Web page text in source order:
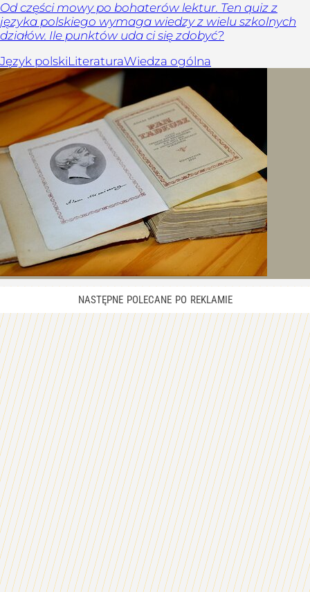
Od części mowy po bohaterów lektur. Ten quiz z
języka polskiego wymaga wiedzy z wielu szkolnych
działów. Ile punktów uda ci się zdobyć?
Język polskiLiteraturaWiedza ogólna